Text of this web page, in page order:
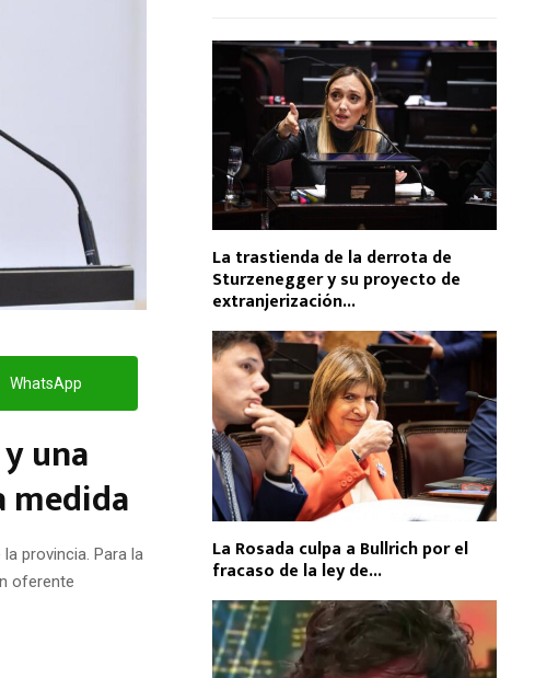
WhatsApp
una
provincia. Para la
oferente
La trastienda de la derrota de
Sturzenegger y su proyecto de
extranjerización...
La Rosada culpa a Bullrich por el
fracaso de la ley de...